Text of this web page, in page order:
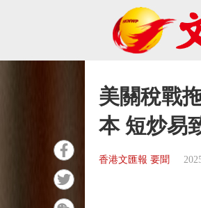
美關稅戰
本 短炒易
香港文匯報 要聞